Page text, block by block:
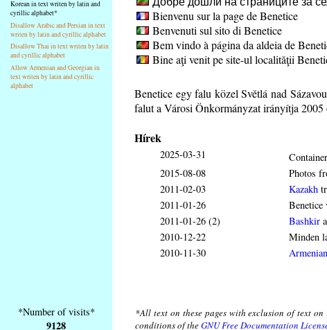
Korean in text writen by latin and
cyrillic alphabet*
Disallow Arabic and Persian in text
writen by latin and cyrillic alphabet
Disallow Thai in text writen by latin
and cyrillic alphabet
Allow Armenian and Georgian in
text writen by latin and cyrillic
alphabet
Bienvenu sur la page de Benetice
Benvenuti sul sito di Benetice
Bem vindo à página da aldeia de
Bine aţi venit pe site-ul localităţii
Benetice egy falu közel Světlá nad
falut a Városi Önkormányzat irányítja 2005
Hírek
2025-03-31
2015-08-08
Photos
2011-02-03
Kazakh
2011-01-26
Benetice
2011-01-26 (2)
Bashkir
2010-12-22
Minden
2010-11-30
Armenian
*Number of visits*
9128
*All text on these pages with exclusion of text
conditions of theGNU Free Documentation